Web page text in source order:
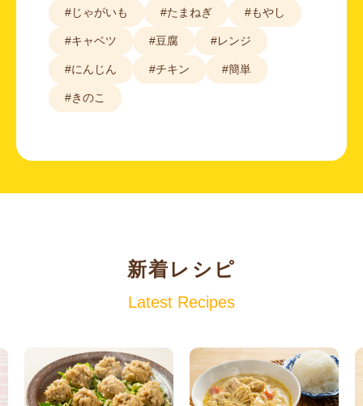
#じゃがいも #たまねぎ #もやし
#キャベツ #豆腐 #レンジ
#にんじん #チキン #簡単
#きのこ
新着レシピ
Latest Recipes